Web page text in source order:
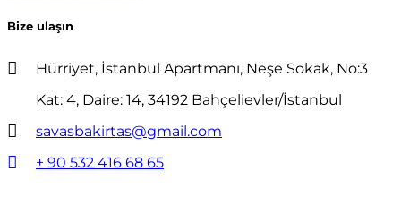
Bize ulaşın
Hürriyet, İstanbul Apartmanı, Neşe Sokak, No:3
Kat: 4, Daire: 14, 34192 Bahçelievler/İstanbul
savasbakirtas@gmail.com
+ 90 532 416 68 65